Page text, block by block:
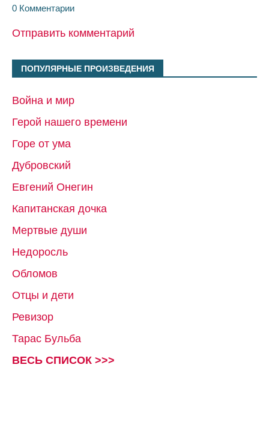
0 Комментарии
Отправить комментарий
ПОПУЛЯРНЫЕ ПРОИЗВЕДЕНИЯ
Война и мир
Герой нашего времени
Горе от ума
Дубровский
Евгений Онегин
Капитанская дочка
Мертвые души
Недоросль
Обломов
Отцы и дети
Ревизор
Тарас Бульба
ВЕСЬ СПИСОК >>>